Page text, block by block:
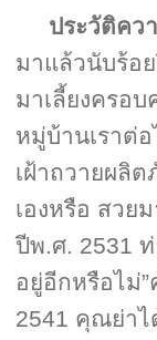
ประวัติคว
มาแล้วนับร้อ
มาเลี้ยงครอ
หมู่บ้านเราต่
เฝ้าถวายผลิ
เองหรือ สวย
ปีพ.ศ. 2531 ท่
อยู่อีกหรือไม่
2541 คุณย่า